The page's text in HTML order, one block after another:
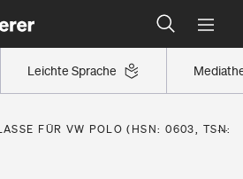
Leichte Sprache
Versicherer finden
Region eingestuft
Versicherer finden
FÜR VW POLO (HSN: 0603, TSN: